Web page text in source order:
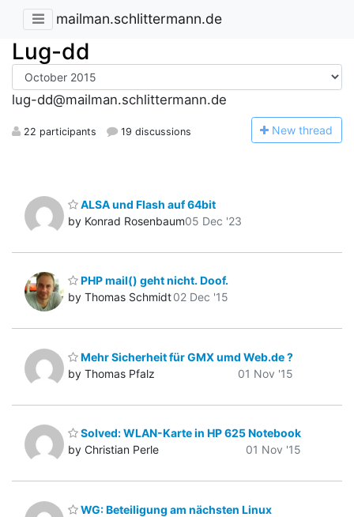
mailman.schlittermann.de
Lug-dd
lug-dd@mailman.schlittermann.de
22 participants 19 discussions New thread
ALSA und Flash auf 64bit
by Konrad Rosenbaum05 Dec '23
PHP mail() geht nicht. Doof.
by Thomas Schmidt02 Dec '15
Mehr Sicherheit für GMX umd Web.de ?
by Thomas Pfalz
01 Nov '15
Solved: WLAN-Karte in HP 625 Notebook
by Christian Perle
01 Nov '15
WG: Beteiligung am nächsten Linux